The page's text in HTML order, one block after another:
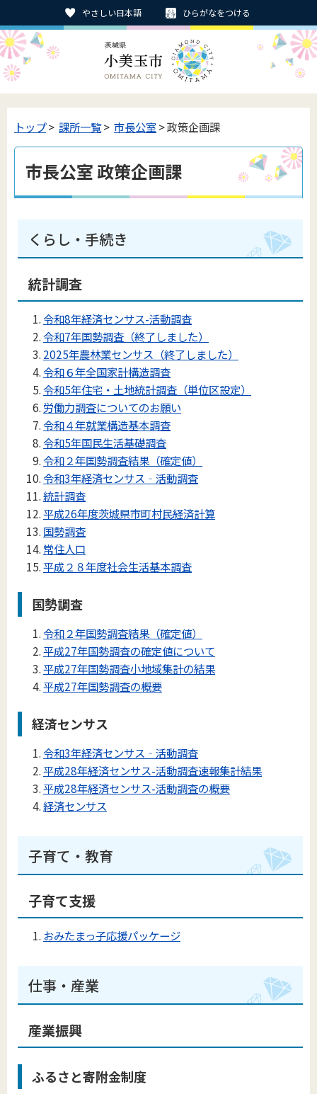
やさしい日本語 ひらがなをつける
トップ> 課所一覧> 市長公室> 政策企画課
市長公室 政策企画課
くらし・手続き
統計調査
令和8年経済センサス-活動調査
令和7年国勢調査（終了しました）
2025年農林業センサス（終了しました）
令和６年全国家計構造調査
令和5年住宅・土地統計調査（単位区設定）
労働力調査についてのお願い
令和４年就業構造基本調査
令和5年国民生活基礎調査
令和２年国勢調査結果（確定値）
令和3年経済センサス‐活動調査
統計調査
平成26年度茨城県市町村民経済計算
国勢調査
常住人口
平成２８年度社会生活基本調査
国勢調査
令和２年国勢調査結果（確定値）
平成27年国勢調査の確定値について
平成27年国勢調査小地域集計の結果
平成27年国勢調査の概要
経済センサス
令和3年経済センサス‐活動調査
平成28年経済センサス-活動調査速報集計結果
平成28年経済センサス-活動調査の概要
経済センサス
子育て・教育
子育て支援
おみたまっ子応援パッケージ
仕事・産業
産業振興
ふるさと寄附金制度